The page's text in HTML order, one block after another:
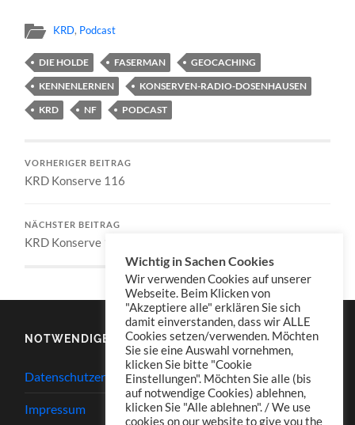
KRD, Podcast
DIE HOLDE FASERMAN
GEOCACHING
KENNENLERNEN
KONSERVEN-RADIO-DOSENHAUSEN
KRD
NF PODCAST
VORHERIGER BEITRAG
KRD Konserve 116
NÄCHSTER BEITRAG
KRD Konserve 118
NOTWENDIGES
Datenschutzerklärung
Impressum
Wichtig in Sachen Cookies
Wir verwenden Cookies auf unserer
Webseite. Beim Klicken von
"Akzeptiere alle" erklären Sie sich
damit einverstanden, dass wir ALLE
Cookies setzen/verwenden. Möchten
Sie sie eine Auswahl vornehmen,
klicken Sie bitte "Cookie
Einstellungen". Möchten Sie alle (bis
auf notwendige Cookies) ablehnen,
klicken Sie "Alle ablehnen". / We use
cookies on our website to give you the